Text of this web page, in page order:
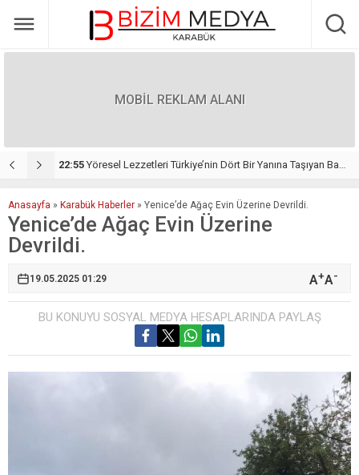
MOBİL REKLAM ALANI
ATILDI 22:55 Yöresel Lezzetleri Türkiye’nin Dört Bir Yanına Taşıyan Başarı Hikâyesi: Duman Organizasyon
Anasayfa » Karabük Haberler » Yenice’de Ağaç Evin Üzerine Devrildi.
Yenice’de Ağaç Evin Üzerine
Devrildi.
19.05.2025 01:29 A+A-
BU KONUYU SOSYAL MEDYA HESAPLARINDA PAYLAŞ